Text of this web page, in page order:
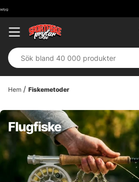
Hem Fiskemetoder
Flugfiske